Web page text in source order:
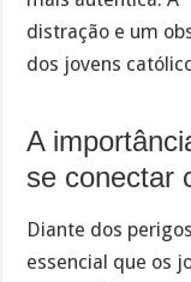
distração e um
dos jovens
A
se conectar
Diante dos
essencial que os